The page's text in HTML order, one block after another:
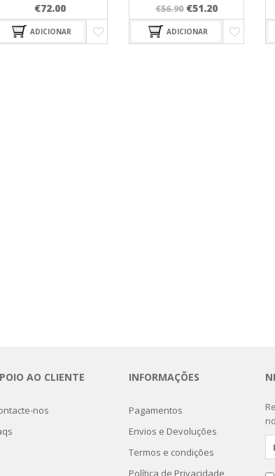
€72.00
ADICIONAR
€56.90 O
preço
original
€51.20O
preço
atual
ADICIONAR
AO CLIENTE
nos
INFORMAÇÕES
Pagamentos
Envios e Devoluções
Termos e condições
Política de Privacidade